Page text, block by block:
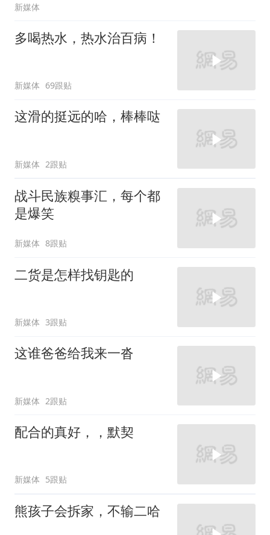
新媒体
多喝热水，热水治百病！
新媒体 69跟贴
这滑的挺远的哈，棒棒哒
新媒体 2跟贴
战斗民族糗事汇，每个都
是爆笑
新媒体 8跟贴
二货是怎样找钥匙的
新媒体 3跟贴
这谁爸爸给我来一沓
新媒体 2跟贴
配合的真好，，默契
新媒体 5跟贴
熊孩子会拆家，不输二哈